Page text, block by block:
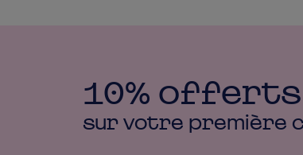
10% offerts
sur votre première